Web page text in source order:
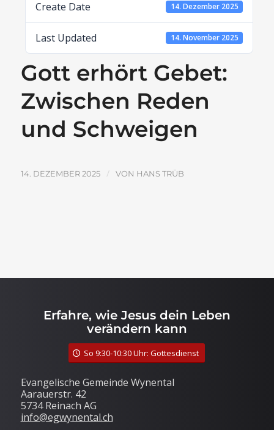
Create Date 14. Dezember 2025
Last Updated 14. November 2025
Gott erhört Gebet:
Zwischen Reden
und Schweigen
14. DEZEMBER 2025 / VON HANS TRÜB
Erfahre, wie Jesus dein Leben
verändern kann
So 9:30-10:30 Uhr: Gottesdienst
Evangelische Gemeinde Wynental
Aarauerstr. 42
5734 Reinach AG
info@egwynental.ch